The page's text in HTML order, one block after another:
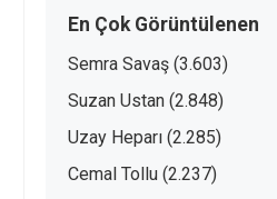
En Çok Görüntülenen
Semra Savaş (3.603)
Suzan Ustan (2.848)
Uzay Heparı (2.285)
Cemal Tollu (2.237)